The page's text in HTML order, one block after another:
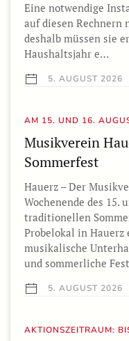
Eine notwendige
auf diesen Rechnern
deshalb müssen sie
Haushaltsjahr e…
5. AUGUST 2026
AM 15. UND 16.
Musikverein
Sommerfest
Hauerz – Der
Wochenende des 15.
traditionellen
Probelokal in Hauerz
musikalische
und sommerliche
5. AUGUST 2026
AKTIONSZEITRAUM: